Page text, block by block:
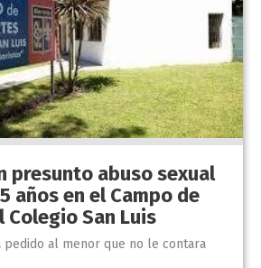
presunto abuso sexual
años en el Campo de
San Luis
pedido al menor que no le contara